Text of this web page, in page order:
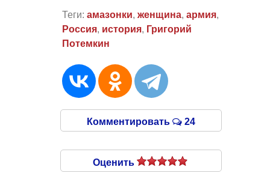
Теги: амазонки, женщина, армия,
Россия, история, Григорий
Потемкин
Комментировать 24
Оценить